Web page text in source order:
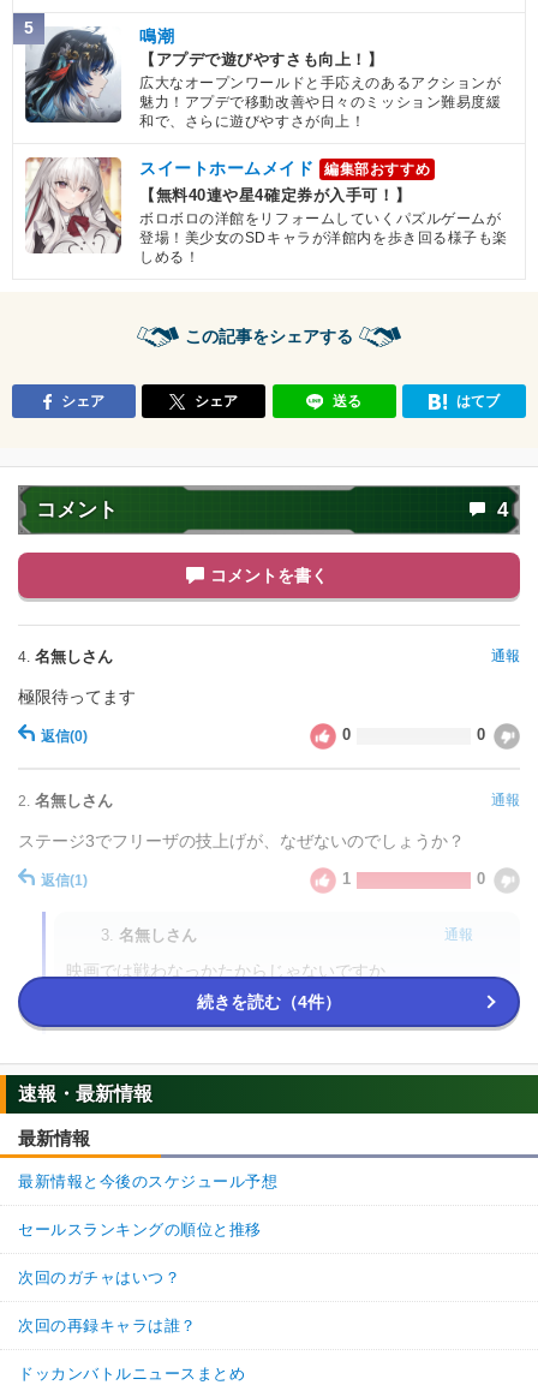
5 鳴潮
【アプデで遊びやすさも向上！】
広大なオープンワールドと手応えのあるアクションが
魅力！アプデで移動改善や日々のミッション難易度緩
和で、さらに遊びやすさが向上！
スイートホームメイド 編集部おすすめ
【無料40連や星4確定券が入手可！】
ボロボロの洋館をリフォームしていくパズルゲームが
登場！美少女のSDキャラが洋館内を歩き回る様子も楽
しめる！
この記事をシェアする
シェア シェア 送る はてブ
コメント 4
コメントを書く
4. 名無しさん 通報
極限待ってます
返信(0) 0 0
2. 名無しさん 通報
ステージ3でフリーザの技上げが、なぜないのでしょうか？
返信(1) 1 0
3. 名無しさん 通報
映画では戦わなっかたからじゃないですか
0
1. 名無しさん 通報
技あげもあるしこれ早く復刻してくれんかな
返信(0) 8 1
続きを読む（4件）
速報・最新情報
最新情報
最新情報と今後のスケジュール予想
セールスランキングの順位と推移
次回のガチャはいつ？
次回の再録キャラは誰？
ドッカンバトルニュースまとめ